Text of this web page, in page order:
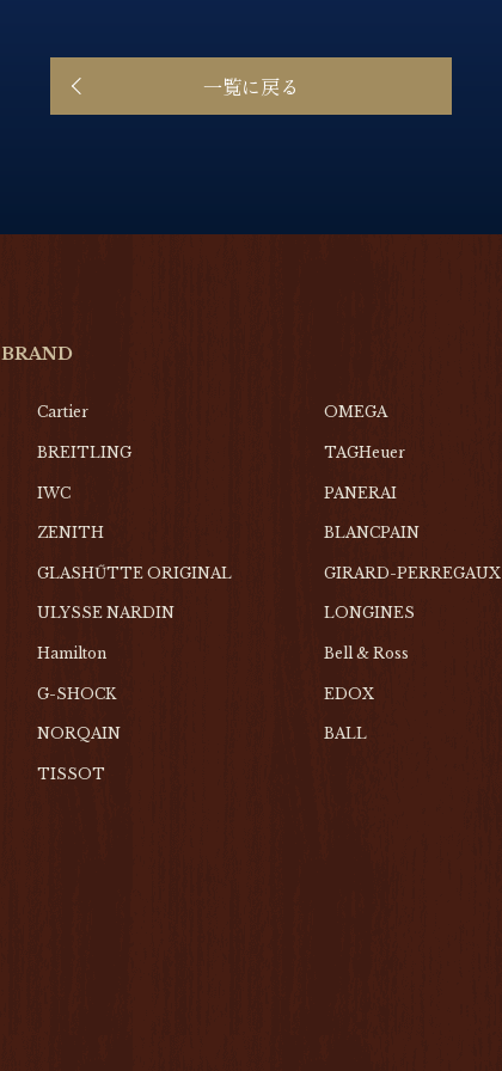
一覧に戻る
BRAND
Cartier OMEGA
BREITLING TAGHeuer
IWC PANERAI
ZENITH BLANCPAIN
GLASHŰTTE ORIGINAL GIRARD-PERREGAUX
ULYSSE NARDIN LONGINES
Hamilton Bell & Ross
G-SHOCK EDOX
NORQAIN BALL
TISSOT